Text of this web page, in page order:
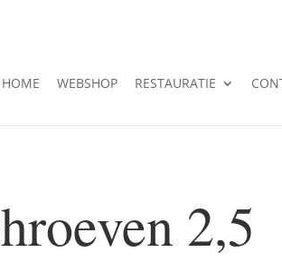
HOME WEBSHOP RESTAURATIE
2,5